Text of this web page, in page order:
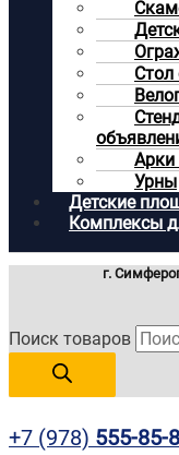
Арки
Урны
Детские
Комплексы
г.
Поиск товаров
+7 (978) 555-85-